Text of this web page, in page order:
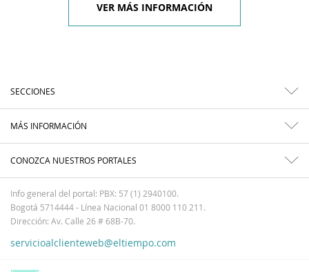
VER MÁS INFORMACIÓN
SECCIONES
MÁS INFORMACIÓN
CONOZCA NUESTROS PORTALES
Info general del portal: PBX: 57 (1) 2940100.
Bogotá 5714444 - Línea Nacional 01 8000 110 211.
Dirección: Av. Calle 26 # 68B-70.
servicioalclienteweb@eltiempo.com